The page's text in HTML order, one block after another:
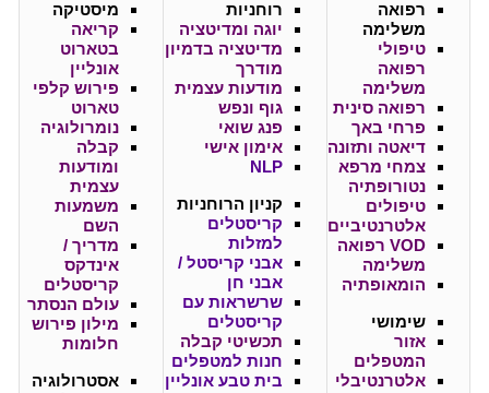
רפואה
משלימה
טיפולי
רפואה
משלימה
רפואה סינית
פרחי באך
דיאטה ותזונה
צמחי מרפא
נטורופתיה
טיפולים
אלטרנטיביים
VOD רפואה
משלימה
הומאופתיה
שימושי
אזור
המטפלים
אלטרנטיבלי
רוחניות
יוגה ומדיטציה
מדיטציה בדמיון
מודרך
מודעות עצמית
גוף ונפש
פנג שואי
אימון אישי
NLP
קניון הרוחניות
קריסטלים
למזלות
אבני קריסטל /
אבני חן
שרשראות עם
קריסטלים
תכשיטי קבלה
חנות למטפלים
בית טבע אונליין
מיסטיקה
קריאה
בטארוט
אונליין
פירוש קלפי
טארוט
נומרולוגיה
קבלה
ומודעות
עצמית
משמעות
השם
מדריך /
אינדקס
קריסטלים
עולם הנסתר
מילון פירוש
חלומות
אסטרולוגיה